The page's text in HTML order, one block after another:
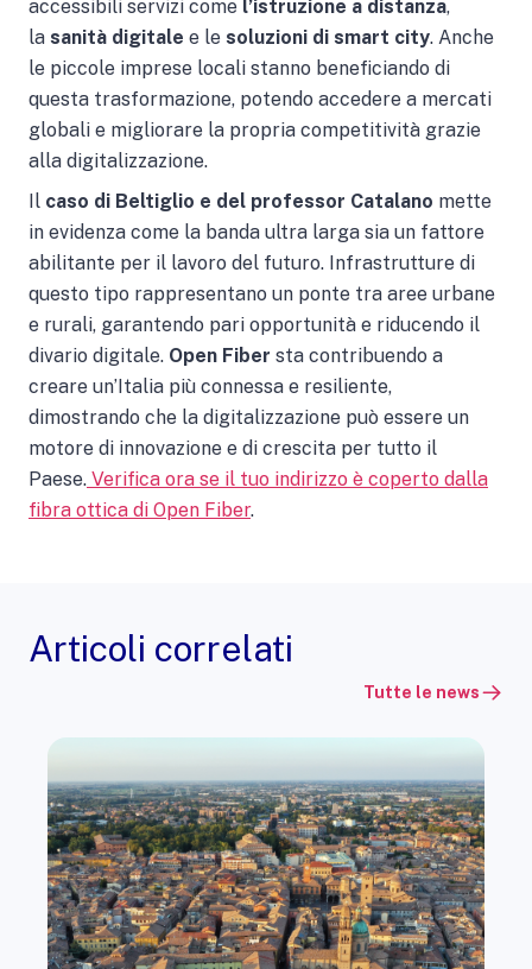
accessibili servizi come l’istruzione a distanza,
la sanità digitale e le soluzioni di smart city. Anche
le piccole imprese locali stanno beneficiando di
questa trasformazione, potendo accedere a mercati
globali e migliorare la propria competitività grazie
alla digitalizzazione.
Il caso di Beltiglio e del professor Catalano mette
in evidenza come la banda ultra larga sia un fattore
abilitante per il lavoro del futuro. Infrastrutture di
questo tipo rappresentano un ponte tra aree urbane
e rurali, garantendo pari opportunità e riducendo il
divario digitale. Open Fiber sta contribuendo a
creare un’Italia più connessa e resiliente,
dimostrando che la digitalizzazione può essere un
motore di innovazione e di crescita per tutto il
Paese. Verifica ora se il tuo indirizzo è coperto dalla
fibra ottica di Open Fiber.
Articoli correlati
Tutte le news